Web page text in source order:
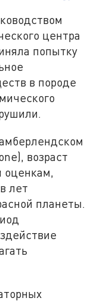
центра
попытку
в породе
возраст
оценкам,
лет
планеты.